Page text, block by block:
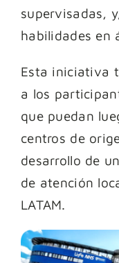
supervisadas,
habilidades en
Esta iniciativa
a los
que puedan
centros de
desarrollo de
de atención
LATAM.